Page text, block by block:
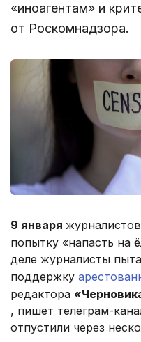
«иноагентам» и
от Роскомнадзора.
9 января
попытку «напасть на
деле журналисты
поддержку
редактора
, пишет телеграм-
отпустили через